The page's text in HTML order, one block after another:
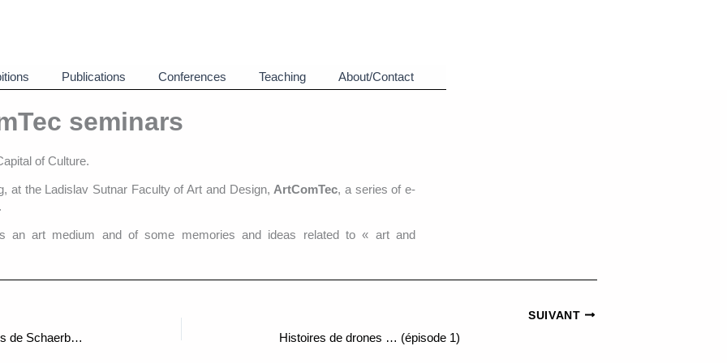
Publications Conferences Teaching About/Contact
seminars
of Culture.
at the Ladislav Sutnar Faculty of Art and Design, ArtComTec, a series of e-
an art medium and of some memories and ideas related to « art and
Salon de l’Astronautique de Plaisance, Halles de Schaerbeek, 19-21 juin 2015
SUIVANT
Histoires de drones … (épisode 1)